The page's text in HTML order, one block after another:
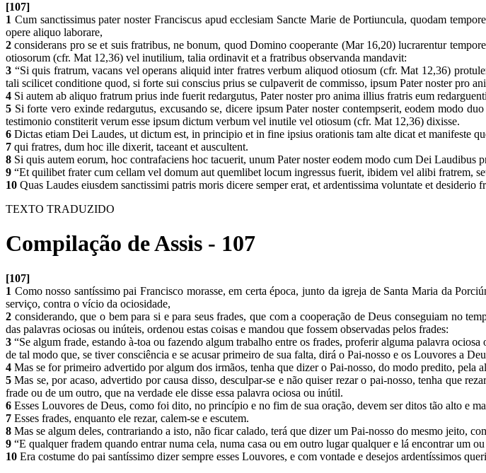
[107]
1 Cum sanctissimus pater noster Franciscus apud ecclesiam Sancte Marie de Portiuncula, quodam
opere aliquo laborare,
2 considerans pro se et suis fratribus, ne bonum, quod Domino cooperante (Mar 16,20) lucrarentur
otiosorum (cfr. Mat 12,36) vel inutilium, talia ordinavit et a fratribus observanda mandavit:
3 “Si quis fratrum, vacans vel operans aliquid inter fratres verbum aliquod otiosum (cfr. Mat 12,36)
tali scilicet conditione quod, si forte sui conscius prius se culpaverit de commisso, ipsum Pater noster pro
4 Si autem ab aliquo fratrum prius inde fuerit redargutus, Pater noster pro anima illius fratris eum
5 Si forte vero exinde redargutus, excusando se, dicere ipsum Pater noster contempserit, eodem modo
testimonio constiterit verum esse ipsum dictum verbum vel inutile vel otiosum (cfr. Mat 12,36) dixisse.
6 Dictas etiam Dei Laudes, ut dictum est, in principio et in fine ipsius orationis tam alte dicat et manifeste
7 qui fratres, dum hoc ille dixerit, taceant et auscultent.
8 Si quis autem eorum, hoc contrafaciens hoc tacuerit, unum Pater noster eodem modo cum Dei Laudibus
9 “Et quilibet frater cum cellam vel domum aut quemlibet locum ingressus fuerit, ibidem vel alibi fratrem,
10 Quas Laudes eiusdem sanctissimi patris moris dicere semper erat, et ardentissima voluntate et
TEXTO TRADUZIDO
Compilação de Assis - 107
[107]
1 Como nosso santíssimo pai Francisco morasse, em certa época, junto da igreja de Santa Maria da
serviço, contra o vício da ociosidade,
2 considerando, que o bem para si e para seus frades, que com a cooperação de Deus conseguiam no
das palavras ociosas ou inúteis, ordenou estas coisas e mandou que fossem observadas pelos frades:
3 “Se algum frade, estando à-toa ou fazendo algum trabalho entre os frades, proferir alguma palavra
de tal modo que, se tiver consciência e se acusar primeiro de sua falta, dirá o Pai-nosso e os Louvores a
4 Mas se for primeiro advertido por algum dos irmãos, tenha que dizer o Pai-nosso, do modo predito, pela
5 Mas se, por acaso, advertido por causa disso, desculpar-se e não quiser rezar o pai-nosso, tenha que
frade ou de um outro, que na verdade ele disse essa palavra ociosa ou inútil.
6 Esses Louvores de Deus, como foi dito, no princípio e no fim de sua oração, devem ser ditos tão alto e
7 Esses frades, enquanto ele rezar, calem-se e escutem.
8 Mas se algum deles, contrariando a isto, não ficar calado, terá que dizer um Pai-nosso do mesmo jeito,
9 “E qualquer fradem quando entrar numa cela, numa casa ou em outro lugar qualquer e lá encontrar um
10 Era costume do pai santíssimo dizer sempre esses Louvores, e com vontade e desejos ardentíssimos